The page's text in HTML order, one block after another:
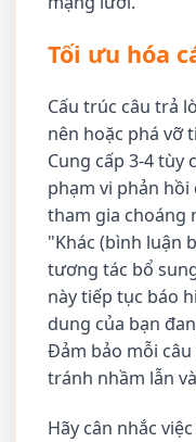
Tối ưu hóa
Cấu trúc câu trả
nên hoặc phá vỡ
Cung cấp 3-4 tùy
phạm vi phản
tham gia choáng
"Khác (bình luận
tương tác bổ
này tiếp tục báo
dung của bạn
Đảm bảo mỗi
tránh nhầm lẫn
Hãy cân nhắc